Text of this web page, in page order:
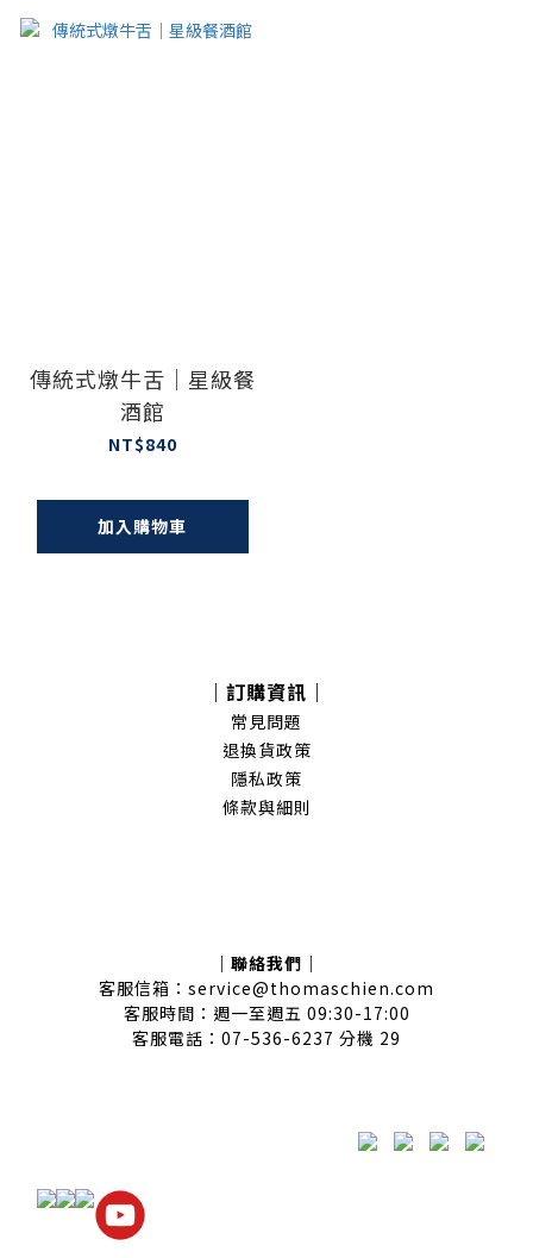
傳統式燉牛舌｜星級餐
酒館
NT$840
加入購物車
｜訂購資訊｜
常見問題
退換貨政策
隱私政策
條款與細則
｜聯絡我們｜
客服信箱：service@thomaschien.com
客服時間：週一至週五 09:30-17:00
客服電話：07-536-6237 分機 29